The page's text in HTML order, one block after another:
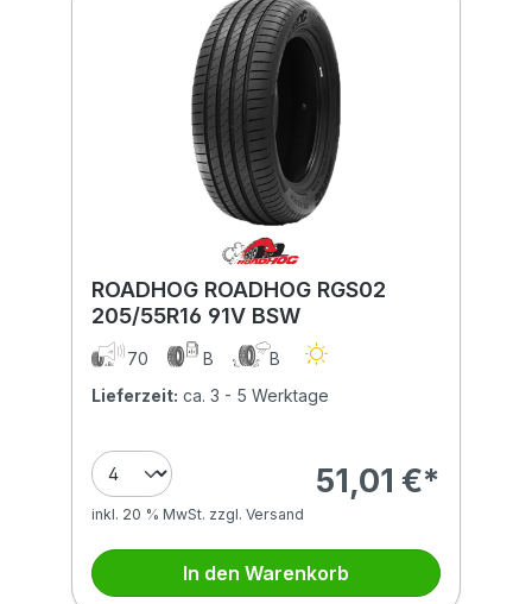
ROADHOG ROADHOG RGS02
205/55R16 91V BSW
70 B
B
Lieferzeit: ca. 3 - 5 Werktage
51,01 €*
inkl. 20 % MwSt. zzgl. Versand
In den Warenkorb